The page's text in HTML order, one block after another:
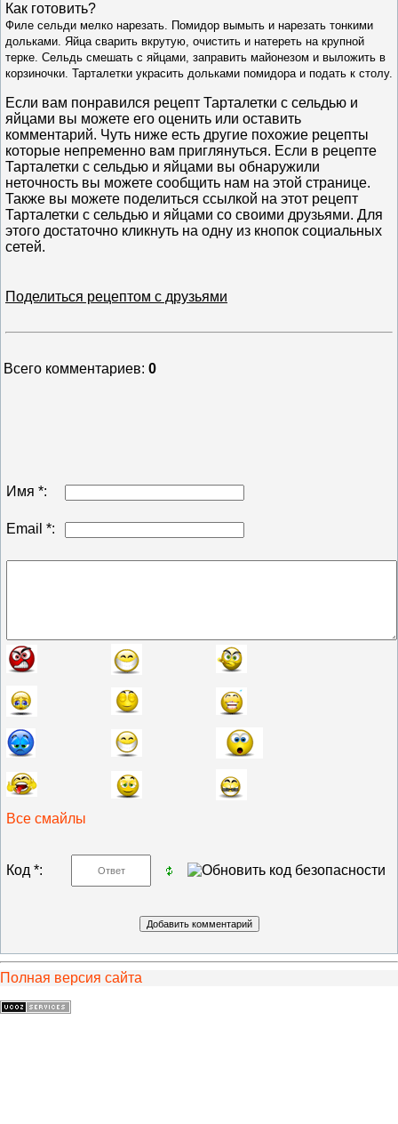
Как готовить?
Филе сельди мелко нарезать. Помидор вымыть и нарезать тонкими
дольками. Яйца сварить вкрутую, очистить и натереть на крупной
терке. Сельдь смешать с яйцами, заправить майонезом и выложить в
корзиночки. Тарталетки украсить дольками помидора и подать к столу.
Если вам понравился рецепт Тарталетки с сельдью и
яйцами вы можете его оценить или оставить
комментарий. Чуть ниже есть другие похожие рецепты
которые непременно вам приглянуться. Если в рецепте
Тарталетки с сельдью и яйцами вы обнаружили
неточность вы можете сообщить нам на этой странице.
Также вы можете поделиться ссылкой на этот рецепт
Тарталетки с сельдью и яйцами со своими друзьями. Для
этого достаточно кликнуть на одну из кнопок социальных
сетей.
Поделиться рецептом с друзьями
Всего комментариев: 0
Имя *:
Email *:
Все смайлы
Код *:
Полная версия сайта